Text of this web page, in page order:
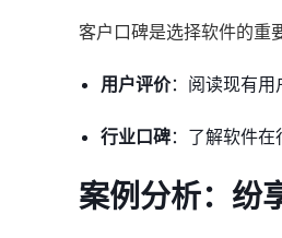
客户口碑是选择软件的重
用户评价：阅读现有用
行业口碑：了解软件在
案例分析：纷